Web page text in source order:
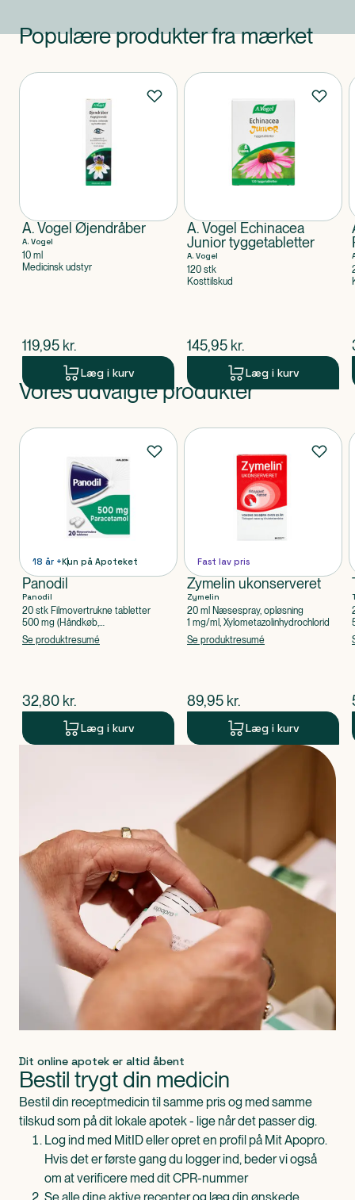
Populære produkter fra mærket
Produkter
A. Vogel Øjendråber
A. Vogel
10 ml
Medicinsk udstyr
$nuværende pris
119,95 kr.
Læg i kurv
A. Vogel Echinacea
Junior tyggetabletter
A. Vogel
120 stk
Kosttilskud
$nuværende pris
145,95 kr.
Læg i kurv
Produkt 1 af 0
Vores udvalgte produkter
Produkter
18 år +Kun på Apoteket
Panodil
Panodil
20 stk Filmovertrukne tabletter
500 mg (Håndkøb,
apoteksforbeholdt), Paracetamol
Se produktresumé
$nuværende pris
32,80 kr.
Læg i kurv
Fast lav pris
Zymelin ukonserveret
Zymelin
20 ml Næsespray, opløsning
1 mg/ml, Xylometazolinhydrochlorid
Se produktresumé
$nuværende pris
89,95 kr.
Læg i kurv
Dit online apotek er altid åbent
Bestil trygt din medicin
Bestil din receptmedicin til samme pris og med samme
tilskud som på dit lokale apotek - lige når det passer dig.
Log ind med MitID eller opret en profil på Mit Apopro.
Hvis det er første gang du logger ind, beder vi også
om at verificere med dit CPR-nummer